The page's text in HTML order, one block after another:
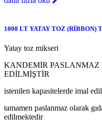
1000 LT YATAY TOZ (RİBBON)
Yatay toz mikseri
KANDEMİR
EDİLMİŞTİR
istenilen kapasitelerde imal
tamamen paslanmaz olarak
edilmektedir